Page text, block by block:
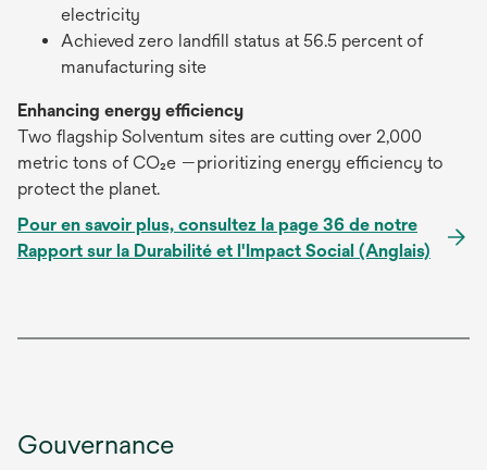
electricity
Achieved zero landfill status at 56.5 percent of
manufacturing site
Enhancing energy efficiency
Two flagship Solventum sites are cutting over 2,000
metric tons of CO₂e —prioritizing energy efficiency to
protect the planet.
Pour en savoir plus, consultez la page 36 de notre
Rapport sur la Durabilité et l'Impact Social (Anglais)
Gouvernance